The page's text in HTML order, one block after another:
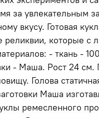
Вам необходимо
дома или
которые с
без каркаса. Поэтому